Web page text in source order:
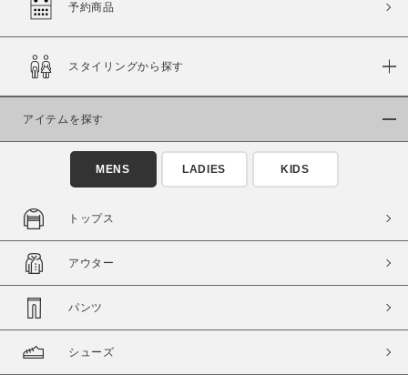
商品タイプ
通常商品
セール価格 WEB限定
在庫
在庫あり
予約商品
スタイリングから探す
アイテムを探す
MENS LADIES KIDS
トップス
アウター
パンツ
シューズ